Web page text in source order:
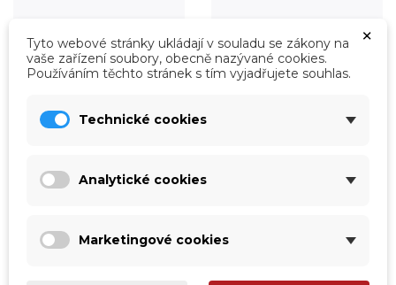
×
Tyto webové stránky ukládají v souladu se zákony na
vaše zařízení soubory, obecně nazývané cookies.
Používáním těchto stránek s tím vyjadřujete souhlas.
Technické cookies
Analytické cookies
Marketingové cookies